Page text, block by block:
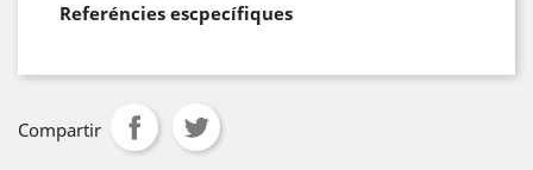
Referéncies escpecífiques
Compartir